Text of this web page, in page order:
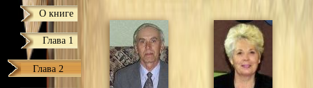
О книге
Глава 1
Глава 2